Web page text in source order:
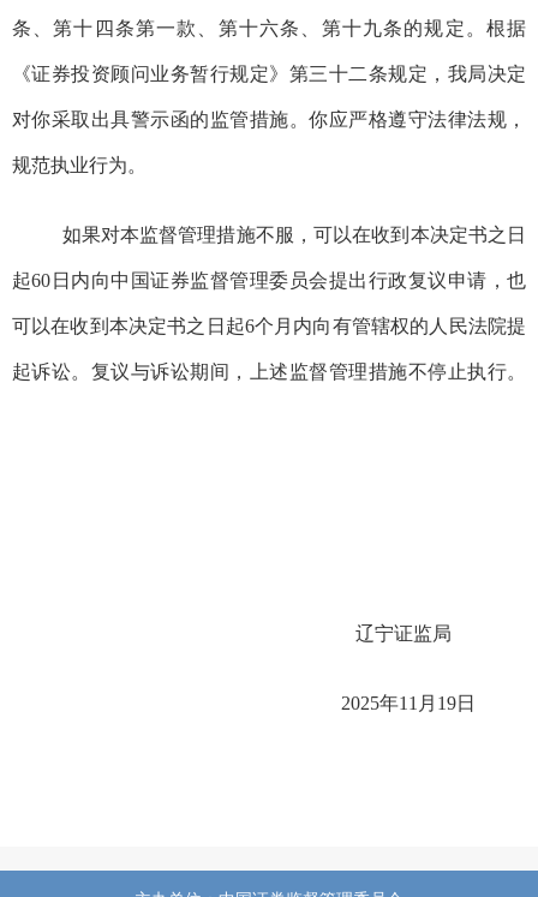
条、第十四条第一款、第十六条、第十九条的规定。 根据
《证券投资顾问业务暂行规定》第三十二条规定， 我局决定
对你采取出具警示函的监管措施。你应严格遵守法律法规，
规范执业行为。
如果对本监督管理措施不服，可以在收到本决定书之日
起60 日内向中国证券监督管理委员会提出行政复议申请，也
可以在收到本决定书之日起6个月内向有管辖权的人民法院提
起诉讼。复议与诉讼期间，上述监督管理措施不停止执行。
辽宁证监局
2025年11月 19日